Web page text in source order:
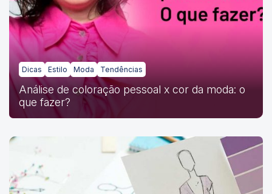
Dicas Estilo Moda Tendências
Análise de coloração pessoal x cor da moda: o
que fazer?